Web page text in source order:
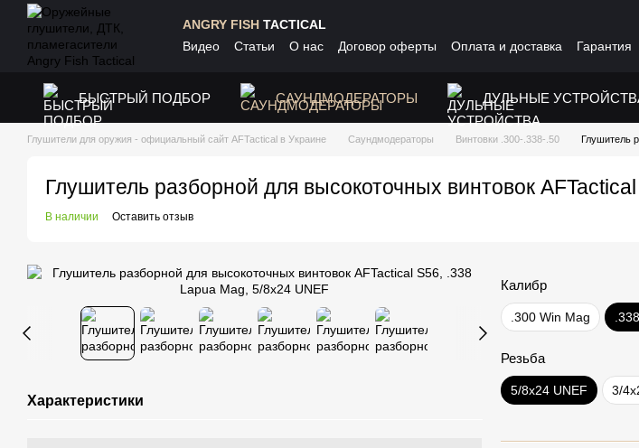
Перейти к основному контенту
ANGRY FISH TACTICAL
Видео
Статьи О нас Договор оферты Оплата и доставка Гарантия
БЫСТРЫЙ ПОДБОР САУНДМОДЕРАТОРЫ ДУЛЬНЫЕ
Глушители для оружия - официальный сайт AFTactical в Украине Саундмодераторы Винтовки .300-.338-.50 Глушитель
Глушитель разборной для высокоточных винтовок
В наличии Оставить отзыв
Характеристики
Калибр
.300 Win Mag
Резьба
5/8x24 UNEF 3/